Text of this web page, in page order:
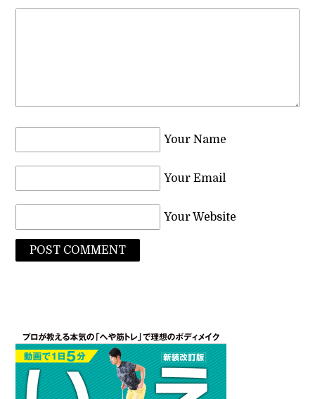
Your Name
Your Email
Your Website